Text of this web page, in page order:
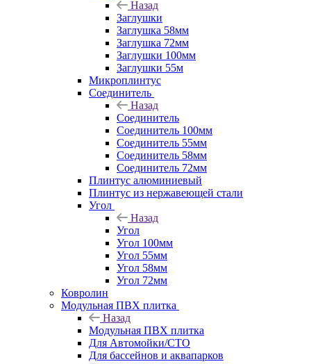
Назад
Заглушки
Заглушка 58мм
Заглушка 72мм
Заглушки 100мм
Заглушки 55м
Микроплинтус
Соединитель
Назад
Соединитель
Соединитель 100мм
Соединитель 55мм
Соединитель 58мм
Соединитель 72мм
Плинтус алюминиевый
Плинтус из нержавеющей стали
Угол
Назад
Угол
Угол 100мм
Угол 55мм
Угол 58мм
Угол 72мм
Ковролин
Модульная ПВХ плитка
Назад
Модульная ПВХ плитка
Для Автомойки/СТО
Для бассейнов и аквапарков